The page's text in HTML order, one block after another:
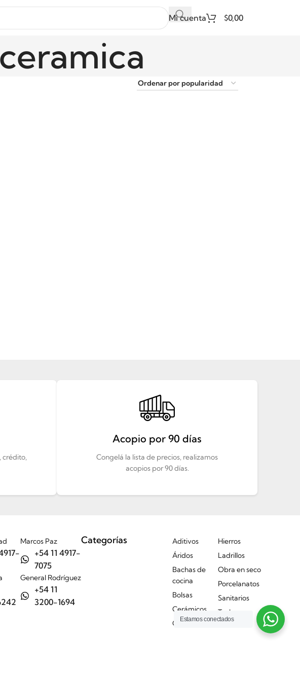
Mi cuenta $0,00
crédito,
Acopio por 90 días
Congelá la lista de precios, realizamos
acopios por 90 días.
Marcos Paz
+54 11 4917-
7075
General Rodríguez
+54 11
3200-1694
Categorías
Aditivos
Áridos
Bachas de
cocina
Bolsas
Cerámicos
Griferías
Hierros
Ladrillos
Obra en seco
Porcelanatos
Sanitarios
Techos
Estamos conectados